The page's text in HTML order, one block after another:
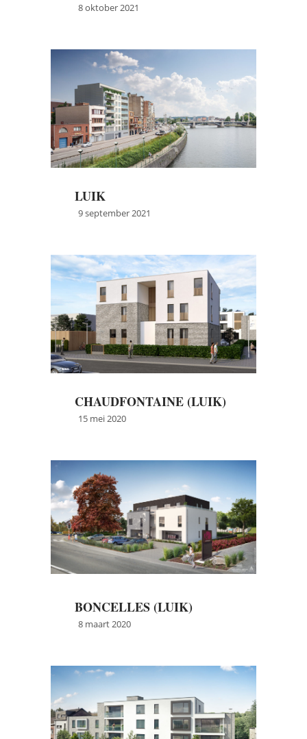
8 oktober 2021
Meer info →
LUIK
9 september 2021
Meer info →
CHAUDFONTAINE (LUIK)
15 mei 2020
Meer info →
BONCELLES (LUIK)
8 maart 2020
Meer info →